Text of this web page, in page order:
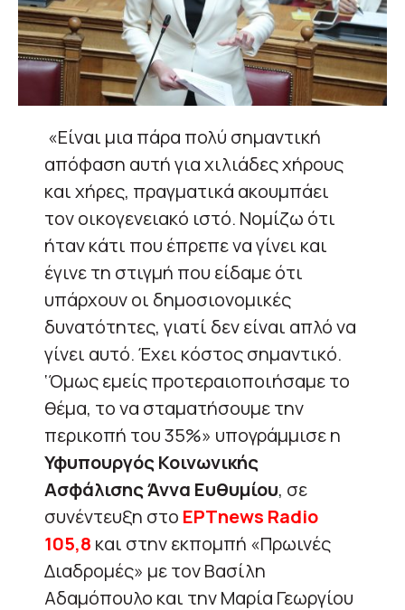
«Είναι μια πάρα πολύ σημαντική
απόφαση αυτή για χιλιάδες χήρους
και χήρες, πραγματικά ακουμπάει
τον οικογενειακό ιστό. Νομίζω ότι
ήταν κάτι που έπρεπε να γίνει και
έγινε τη στιγμή που είδαμε ότι
υπάρχουν οι δημοσιονομικές
δυνατότητες, γιατί δεν είναι απλό να
γίνει αυτό. Έχει κόστος σημαντικό.
‘Όμως εμείς προτεραιοποιήσαμε το
θέμα, το να σταματήσουμε την
περικοπή του 35%» υπογράμμισε η
Υφυπουργός Κοινωνικής
Ασφάλισης Άννα Ευθυμίου, σε
συνέντευξη στο ΕΡΤnews Radio
105,8 και στην εκπομπή «Πρωινές
Διαδρομές» με τον Βασίλη
Αδαμόπουλο και την Μαρία Γεωργίου